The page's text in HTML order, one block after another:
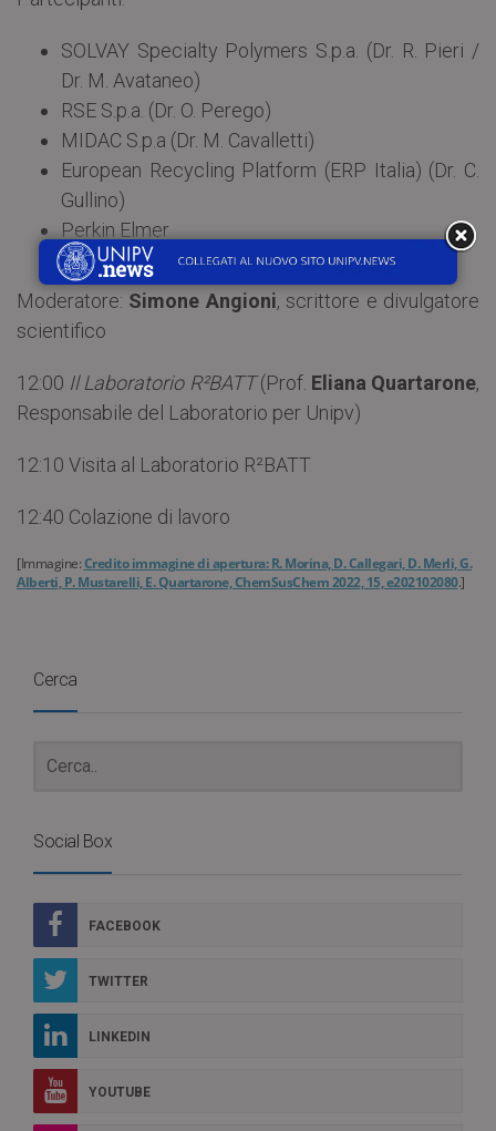
SOLVAY Specialty Polymers S.p.a. (Dr. R. Pieri /
Dr. M. Avataneo)
RSE S.p.a. (Dr. O. Perego)
MIDAC S.p.a (Dr. M. Cavalletti)
European Recycling Platform (ERP Italia) (Dr. C.
Gullino)
Perkin Elmer
Regione Lombardia
Moderatore: Simone Angioni, scrittore e divulgatore
scientifico
12:00 Il Laboratorio R²BATT(Prof. Eliana Quartarone,
Responsabile del Laboratorio per Unipv)
12:10 Visita al Laboratorio R²BATT
12:40 Colazione di lavoro
[Immagine:Credito immagine di apertura: R. Morina, D. Callegari, D. Merli, G.
Alberti, P. Mustarelli, E. Quartarone, ChemSusChem 2022, 15, e202102080.]
Cerca
Social Box
FACEBOOK
TWITTER
LINKEDIN
YOUTUBE